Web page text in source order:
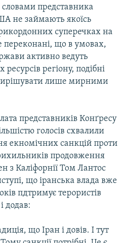
словами представника
не займають якоїсь
суперечках на
переконані, що в умовах,
активно ведуть
регіону, подібні
лише мирними
представників Конґресу
голосів схвалили
екномічних санкцій проти
продовження
з Каліфорнії Том Лантос
що іранська влада вже
пдтримує терористів
додав:
що Іран і довів. І тут